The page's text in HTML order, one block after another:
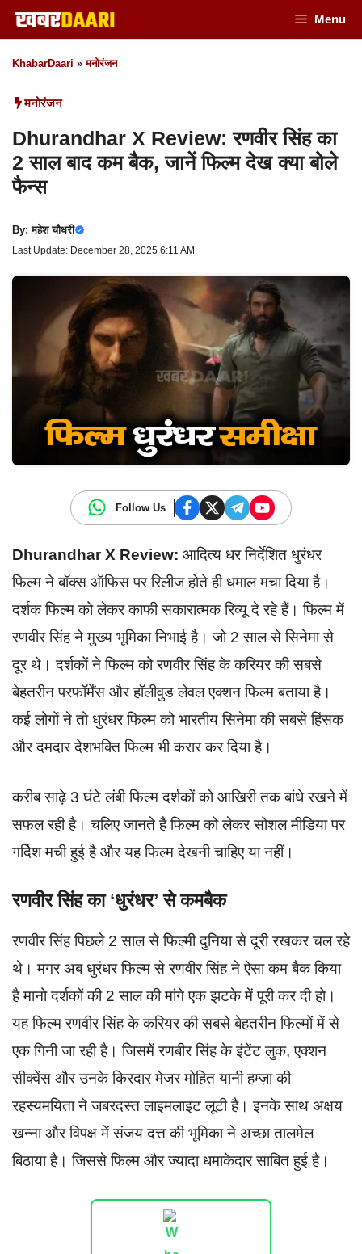
Skip
to
content
Menu
KhabarDaari »मनोरंजन
मनोरंजन
Dhurandhar X Review: रणवीर सिंह का
2 साल बाद कम बैक, जानें फिल्म देख क्या बोले
फैन्स
By:महेश चौधरी
Last Update: December 28, 2025 6:11 AM
Follow Us
Dhurandhar X Review: आदित्य धर निर्देशित धुरंधर
फिल्म ने बॉक्स ऑफिस पर रिलीज होते ही धमाल मचा दिया है।
दर्शक फिल्म को लेकर काफी सकारात्मक रिव्यू दे रहे हैं। फिल्म में
रणवीर सिंह ने मुख्य भूमिका निभाई है। जो 2 साल से सिनेमा से
दूर थे। दर्शकों ने फिल्म को रणवीर सिंह के करियर की सबसे
बेहतरीन परफॉर्मेंस और हॉलीवुड लेवल एक्शन फिल्म बताया है।
कई लोगों ने तो धुरंधर फिल्म को भारतीय सिनेमा की सबसे हिंसक
और दमदार देशभक्ति फिल्म भी करार कर दिया है।
करीब साढ़े 3 घंटे लंबी फिल्म दर्शकों को आखिरी तक बांधे रखने में
सफल रही है। चलिए जानते हैं फिल्म को लेकर सोशल मीडिया पर
गर्दिश मची हुई है और यह फिल्म देखनी चाहिए या नहीं।
रणवीर सिंह का ‘धुरंधर’ से कमबैक
रणवीर सिंह पिछले 2 साल से फिल्मी दुनिया से दूरी रखकर चल रहे
थे। मगर अब धुरंधर फिल्म से रणवीर सिंह ने ऐसा कम बैक किया
है मानो दर्शकों की 2 साल की मांगे एक झटके में पूरी कर दी हो।
यह फिल्म रणवीर सिंह के करियर की सबसे बेहतरीन फिल्मों में से
एक गिनी जा रही है। जिसमें रणबीर सिंह के इंटेंट लुक, एक्शन
सीक्वेंस और उनके किरदार मेजर मोहित यानी हम्ज़ा की
रहस्यमयिता ने जबरदस्त लाइमलाइट लूटी है। इनके साथ अक्षय
खन्ना और विपक्ष में संजय दत्त की भूमिका ने अच्छा तालमेल
बिठाया है। जिससे फिल्म और ज्यादा धमाकेदार साबित हुई है।